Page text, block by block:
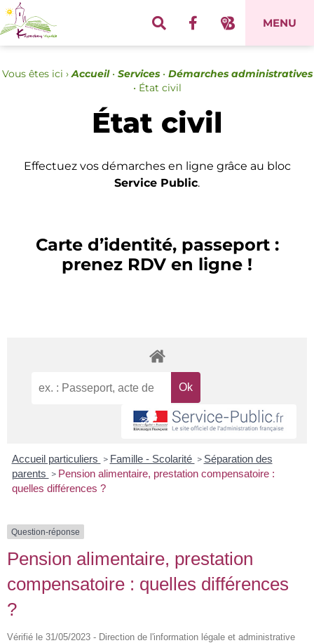
MENU
Vous êtes ici › Accueil• Services• Démarches administratives
• État civil
État civil
Effectuez vos démarches en ligne grâce au bloc
Service Public.
Carte d’identité, passeport :
prenez RDV en ligne !
Accueil particuliers > Famille - Scolarité > Séparation des
parents > Pension alimentaire, prestation compensatoire :
quelles différences ?
Question-réponse
Pension alimentaire, prestation
compensatoire : quelles différences
?
Vérifié le 31/05/2023 - Direction de l'information légale et administrative
Panneau de gestion des cookies